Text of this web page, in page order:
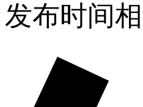
发布时间